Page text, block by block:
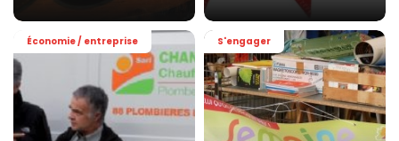
Économie / entreprise S'engager